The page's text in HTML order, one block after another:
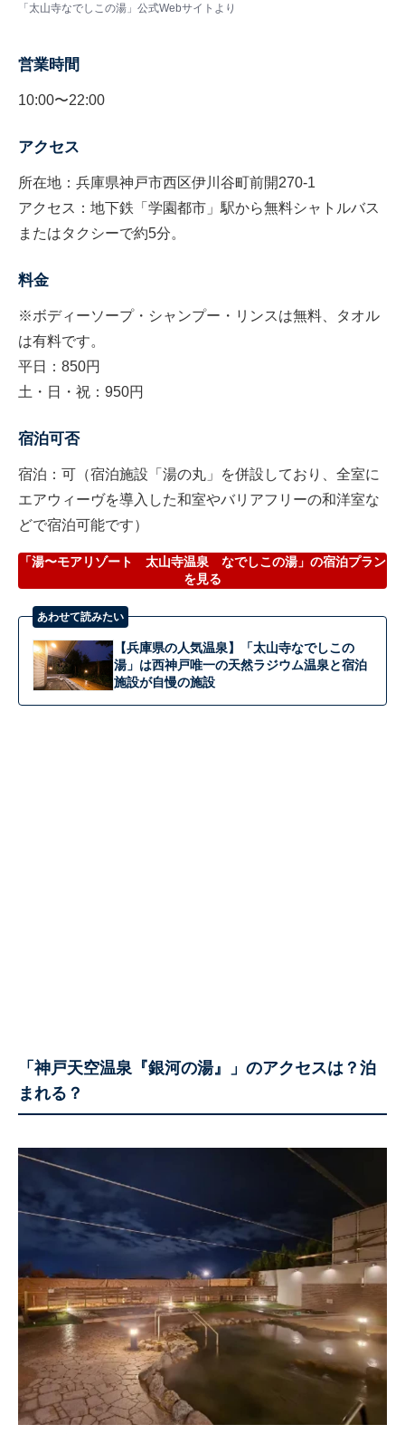
「太山寺なでしこの湯」公式Webサイトより
営業時間
10:00〜22:00
アクセス
所在地：兵庫県神戸市西区伊川谷町前開270-1
アクセス：地下鉄「学園都市」駅から無料シャトルバス
またはタクシーで約5分。
料金
※ボディーソープ・シャンプー・リンスは無料、タオル
は有料です。
平日：850円
土・日・祝：950円
宿泊可否
宿泊：可（宿泊施設「湯の丸」を併設しており、全室に
エアウィーヴを導入した和室やバリアフリーの和洋室な
どで宿泊可能です）
「湯〜モアリゾート 太山寺温泉 なでしこの湯」の宿泊プラン
を見る
あわせて読みたい
【兵庫県の人気温泉】「太山寺なでしこの
湯」は西神戸唯一の天然ラジウム温泉と宿泊
施設が自慢の施設
「神戸天空温泉『銀河の湯』」のアクセスは？泊
まれる？